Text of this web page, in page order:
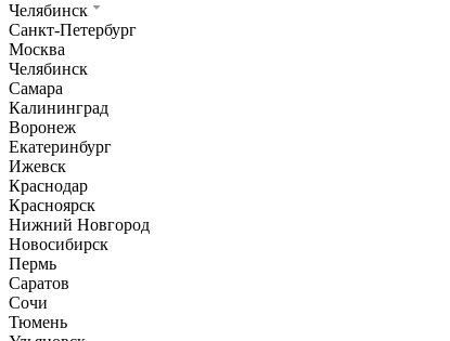
Челябинск
Санкт-Петербург
Москва
Челябинск
Самара
Калининград
Воронеж
Екатеринбург
Ижевск
Краснодар
Красноярск
Нижний Новгород
Новосибирск
Пермь
Саратов
Сочи
Тюмень